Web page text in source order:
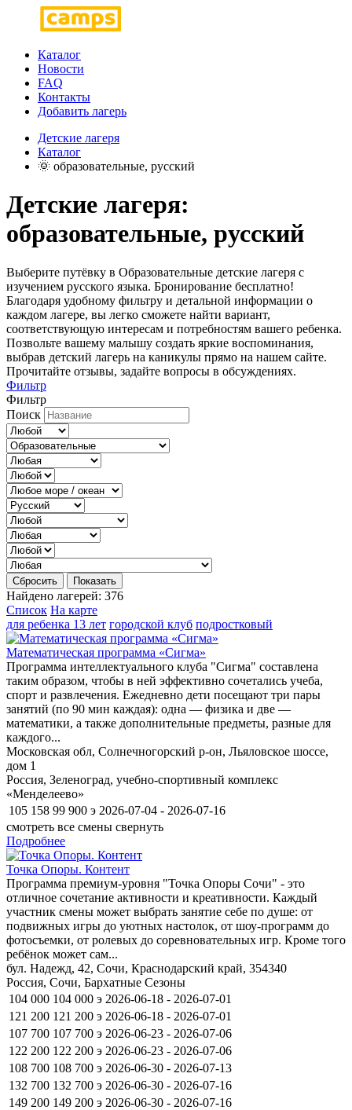
Каталог
Новости
FAQ
Контакты
Добавить лагерь
Детские лагеря
Каталог
🌞 образовательные, русский
Детские лагеря:
образовательные, русский
Выберите путёвку в Образовательные детские лагеря с
изучением русского языка. Бронирование бесплатно!
Благодаря удобному фильтру и детальной информации о
каждом лагере, вы легко сможете найти вариант,
соответствующую интересам и потребностям вашего ребенка.
Позвольте вашему малышу создать яркие воспоминания,
выбрав детский лагерь на каникулы прямо на нашем сайте.
Прочитайте отзывы, задайте вопросы в обсуждениях.
Фильтр
Фильтр
Поиск
Сбросить Показать
Найдено лагерей: 376
Список На карте
для ребенка 13 лет городской клуб подростковый
Математическая программа «Сигма»
Программа интеллектуального клуба "Сигма" составлена
таким образом, чтобы в ней эффективно сочетались учеба,
спорт и развлечения. Ежедневно дети посещают три пары
занятий (по 90 мин каждая): одна — физика и две —
математики, а также дополнительные предметы, разные для
каждого...
Московская обл, Солнечногорский р-он, Льяловское шоссе,
дом 1
Россия, Зеленоград, учебно-спортивный комплекс
«Менделеево»
105 158 99 900 э 2026-07-04 - 2026-07-16
смотреть все смены свернуть
Подробнее
Точка Опоры. Контент
Программа премиум-уровня "Точка Опоры Сочи" - это
отличное сочетание активности и креативности. Каждый
участник смены может выбрать занятие себе по душе: от
подвижных игры до уютных настолок, от шоу-программ до
фотосъемки, от ролевых до соревновательных игр. Кроме того
ребёнок может сам...
бул. Надежд, 42, Сочи, Краснодарский край, 354340
Россия, Сочи, Бархатные Сезоны
104 000 104 000 э 2026-06-18 - 2026-07-01
121 200 121 200 э 2026-06-18 - 2026-07-01
107 700 107 700 э 2026-06-23 - 2026-07-06
122 200 122 200 э 2026-06-23 - 2026-07-06
108 700 108 700 э 2026-06-30 - 2026-07-13
132 700 132 700 э 2026-06-30 - 2026-07-16
149 200 149 200 э 2026-06-30 - 2026-07-16